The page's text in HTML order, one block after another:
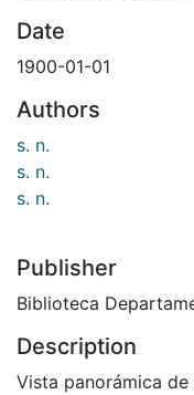
Date
1900-01-01
Authors
s. n.
s. n.
s. n.
Publisher
Biblioteca
Description
Vista panorámica